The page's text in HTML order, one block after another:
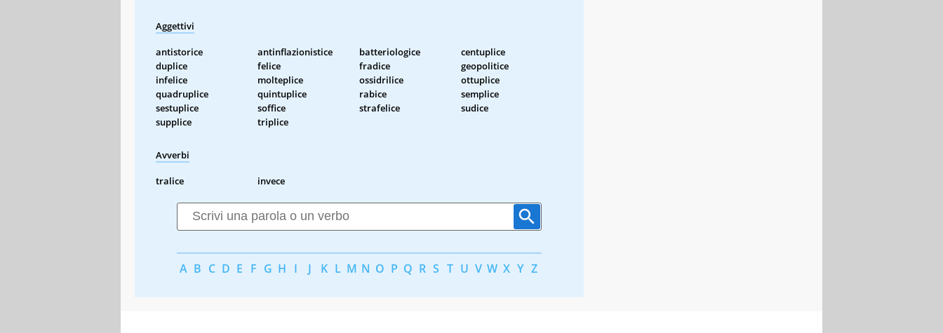
Aggettivi
antistorice antinflazionistice batteriologice
centuplice
duplice
felice fradice
geopolitice
infelice
molteplice ossidrilice
ottuplice
quadruplice
quintuplice rabice
semplice
sestuplice
soffice strafelice
sudice
supplice
triplice
Avverbi
tralice invece
A B C D E F G H I J K L M N O P Q R S T U V W X Y Z